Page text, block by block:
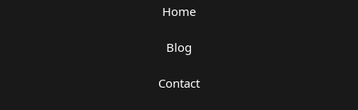
Home
Blog
Contact